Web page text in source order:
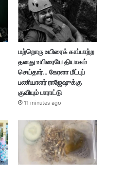
மற்றொரு உயிரைக் காப்பாற்ற
தனது உயிரையே தியாகம்
செய்தார்… கேரளா மீட்புப்
பணியாளர் ராஜேஷுக்கு
குவியும் பாராட்டு
11 minutes ago